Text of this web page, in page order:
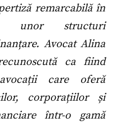
remarcabilă în
unor structuri
Avocat Alina
ca fiind
care oferă
corporațiilor și
într-o gamă